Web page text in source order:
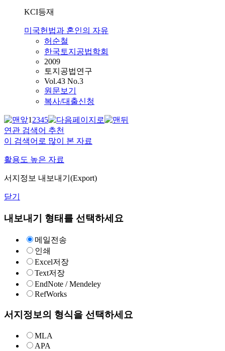
KCI등재
미국헌법과 혼인의 자유
허순철
한국토지공법학회
2009
토지공법연구
Vol.43 No.3
원문보기
복사/대출신청
12345
연관 검색어 추천
이 검색어로 많이 본 자료
활용도 높은 자료
서지정보 내보내기(Export)
닫기
내보내기 형태를 선택하세요
메일전송
인쇄
Excel저장
Text저장
EndNote / Mendeley
RefWorks
서지정보의 형식을 선택하세요
MLA
APA